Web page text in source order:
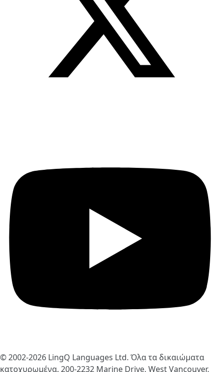
© 2002-2026 LingQ Languages Ltd. Όλα τα δικαιώματα
κατοχυρωμένα. 200-2232 Marine Drive, West Vancouver,